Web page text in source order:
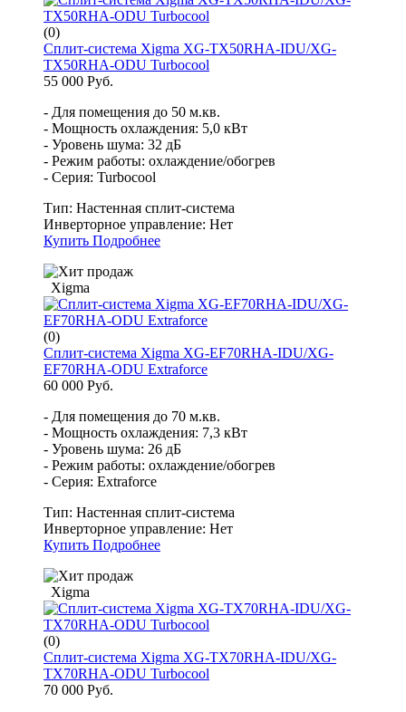
(0)
Сплит-система Xigma XG-TX50RHA-IDU/XG-
TX50RHA-ODU Turbocool
55 000 Руб.
- Для помещения до 50 м.кв.
- Мощность охлаждения: 5,0 кВт
- Уровень шума: 32 дБ
- Режим работы: охлаждение/обогрев
- Серия: Turbocool
Тип: Настенная сплит-система
Инверторное управление: Нет
Купить Подробнее
Xigma
(0)
Сплит-система Xigma XG-EF70RHA-IDU/XG-
EF70RHA-ODU Extraforce
60 000 Руб.
- Для помещения до 70 м.кв.
- Мощность охлаждения: 7,3 кВт
- Уровень шума: 26 дБ
- Режим работы: охлаждение/обогрев
- Серия: Extraforce
Тип: Настенная сплит-система
Инверторное управление: Нет
Купить Подробнее
Xigma
(0)
Сплит-система Xigma XG-TX70RHA-IDU/XG-
TX70RHA-ODU Turbocool
70 000 Руб.